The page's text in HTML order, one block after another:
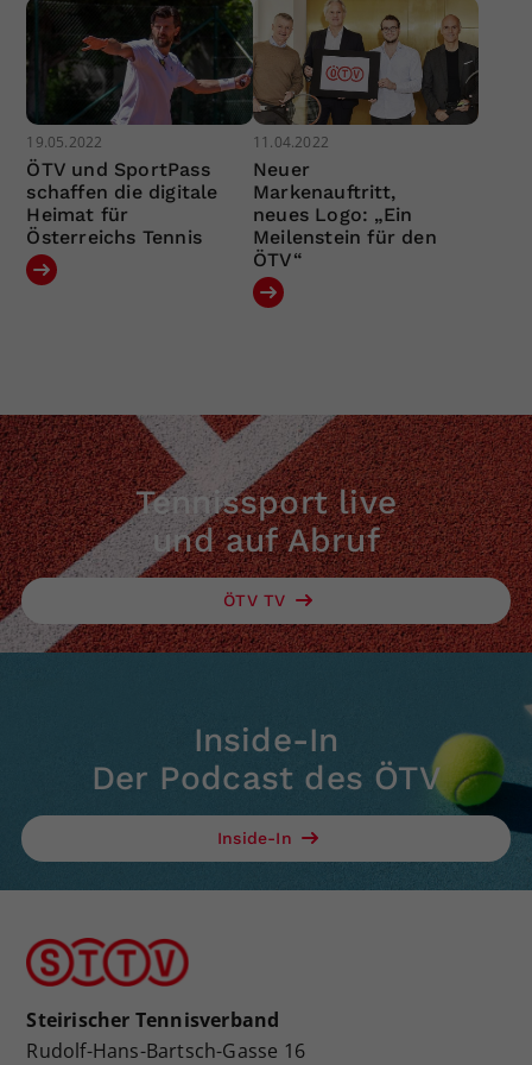
19.05.2022
ÖTV und SportPass
schaffen die digitale
Heimat für
Österreichs Tennis
11.04.2022
Neuer
Markenauftritt,
neues Logo: „Ein
Meilenstein für den
ÖTV“
Tennissport live
und auf Abruf
ÖTV TV
Inside-In
Der Podcast des ÖTV
Inside-In
Steirischer Tennisverband
Rudolf-Hans-Bartsch-Gasse 16